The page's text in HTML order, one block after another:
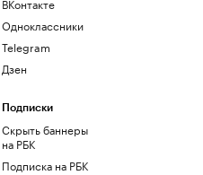
Одноклассники
Telegram
Дзен
Подписки
Скрыть баннеры
на РБК
Подписка на РБК